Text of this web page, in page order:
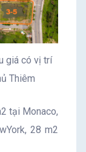
giá có vị trí
Thiêm
tại Monaco,
28 m2